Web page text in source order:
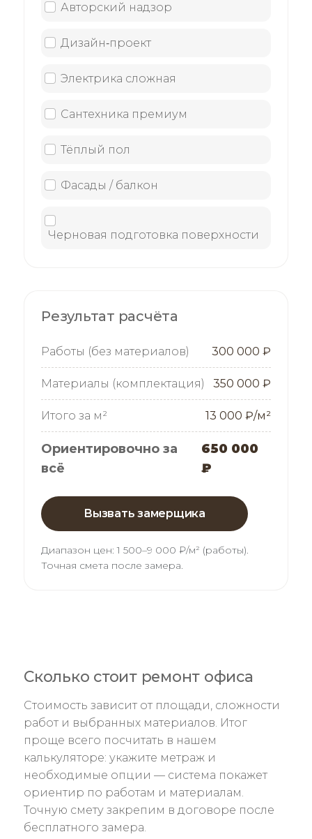
Авторский надзор
Дизайн‑проект
Электрика сложная
Сантехника премиум
Тёплый пол
Фасады / балкон
Черновая подготовка поверхности
Результат расчёта
Работы (без материалов) 300 000 ₽
Материалы (комплектация) 350 000 ₽
Итого за м² 13 000 ₽/м²
Ориентировочно за
всё
650 000
₽
Вызвать замерщика
Диапазон цен:1 500–9 000 ₽/м² (работы).
Точная смета после замера.
Сколько стоит ремонт офиса
Стоимость зависит от площади, сложности
работ и выбранных материалов. Итог
проще всего посчитать в нашем
калькуляторе: укажите метраж и
необходимые опции — система покажет
ориентир по работам и материалам.
Точную смету закрепим в договоре после
бесплатного замера.